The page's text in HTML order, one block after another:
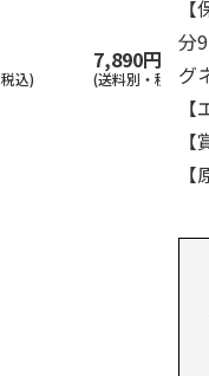
込)
7,890円
(送料別・税込)
分
グ